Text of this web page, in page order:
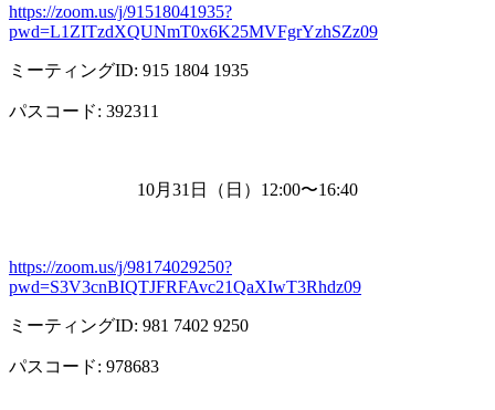
https://zoom.us/j/91518041935?
pwd=L1ZITzdXQUNmT0x6K25MVFgrYzhSZz09
ミーティングID: 915 1804 1935
パスコード: 392311
10月 31 日（日） 12:00〜16:40
https://zoom.us/j/98174029250?
pwd=S3V3cnBIQTJFRFAvc21QaXIwT3Rhdz09
ミーティングID: 981 7402 9250
パスコード: 978683